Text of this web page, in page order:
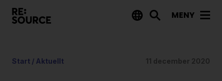
MENY
Nyheter
Start / Aktuellt 11 december 2020